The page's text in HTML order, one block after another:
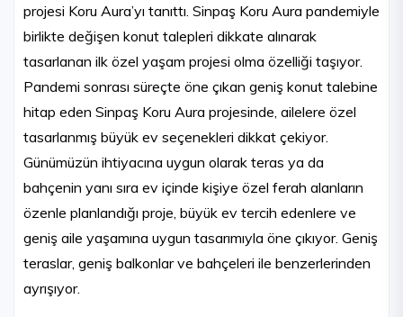
projesi Koru Aura’yı tanıttı. Sinpaş Koru Aura pandemiyle
birlikte değişen konut talepleri dikkate alınarak
tasarlanan ilk özel yaşam projesi olma özelliği taşıyor.
Pandemi sonrası süreçte öne çıkan geniş konut talebine
hitap eden Sinpaş Koru Aura projesinde, ailelere özel
tasarlanmış büyük ev seçenekleri dikkat çekiyor.
Günümüzün ihtiyacına uygun olarak teras ya da
bahçenin yanı sıra ev içinde kişiye özel ferah alanların
özenle planlandığı proje, büyük ev tercih edenlere ve
geniş aile yaşamına uygun tasarımıyla öne çıkıyor. Geniş
teraslar, geniş balkonlar ve bahçeleri ile benzerlerinden
ayrışıyor.